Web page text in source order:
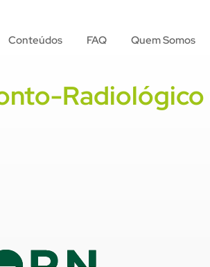
Conteúdos FAQ Quem Somos
Radiológico